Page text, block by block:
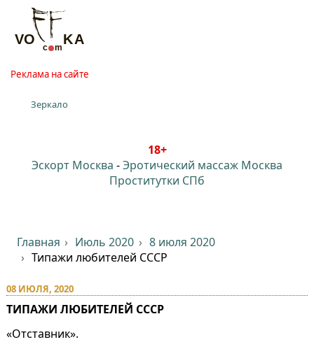
Реклама на сайте
Зеркало
18+
Эскорт Москва -Эротический массаж Москва
Проститутки СПб
Главная Июль 2020
8 июля 2020
Типажи любителей СССР
08 ИЮЛЯ, 2020
ТИПАЖИ ЛЮБИТЕЛЕЙ СССР
«Отставник».